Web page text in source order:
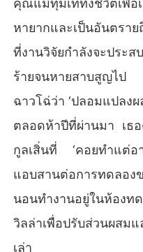
คุณแม่ทุ่มเททั้งชีวิตเพื่อ
หายากและเป็นอันตร
ที่งานวิจัยกำลังจะประส
ร้ายจนหายสาบสูญไป
ฉาวโฉ่ว่า ‘ปลอมแปลง
ตลอดห้าปีที่ผ่านมา เธ
กูลเสิ่นที่ ‘คอยทำแต่อ
แอบสานต่อการทดลอ
นอนทำงานอยู่ในห้องท
วิลล่าเพื่อปรับส่วนผสม
เล่า